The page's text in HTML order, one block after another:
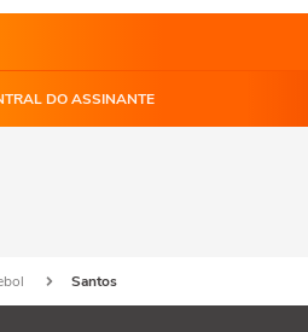
DO ASSINANTE
Santos